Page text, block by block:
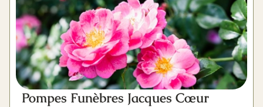
Pompes Funèbres Jacques Cœur